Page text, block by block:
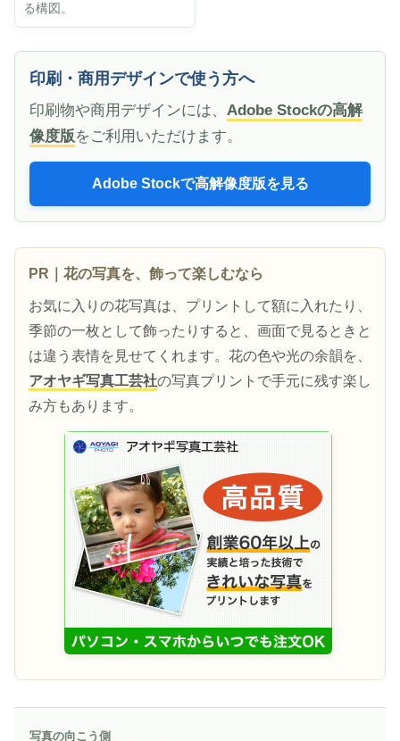
る構図。
印刷・商用デザインで使う方へ
印刷物や商用デザインには、 Adobe Stockの高解
像度版をご利用いただけます。
Adobe Stockで高解像度版を見る
PR｜花の写真を、飾って楽しむなら
お気に入りの花写真は、プリントして額に入れたり、
季節の一枚として飾ったりすると、画面で見るときと
は違う表情を見せてくれます。花の色や光の余韻を、
アオヤギ写真工芸社の写真プリントで手元に残す楽し
み方もあります。
写真の向こう側